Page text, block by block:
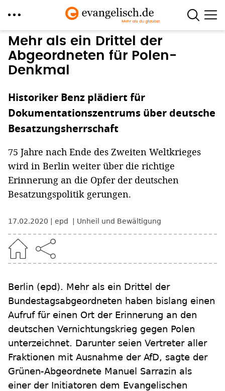
Direkt
zum
Inhalt
Mehr als ein Drittel der
Abgeordneten für Polen-
Denkmal
Historiker Benz plädiert für
Dokumentationszentrums über deutsche
Besatzungsherrschaft
75 Jahre nach Ende des Zweiten Weltkrieges
wird in Berlin weiter über die richtige
Erinnerung an die Opfer der deutschen
Besatzungspolitik gerungen.
17.02.2020 epd Unheil und Bewältigung
Berlin (epd). Mehr als ein Drittel der
Bundestagsabgeordneten haben bislang einen
Aufruf für einen Ort der Erinnerung an den
deutschen Vernichtungskrieg gegen Polen
unterzeichnet. Darunter seien Vertreter aller
Fraktionen mit Ausnahme der AfD, sagte der
Grünen-Abgeordnete Manuel Sarrazin als
einer der Initiatoren dem Evangelischen